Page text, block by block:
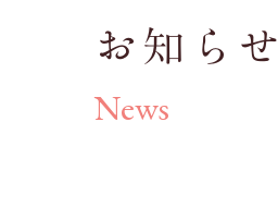
お知らせ
News